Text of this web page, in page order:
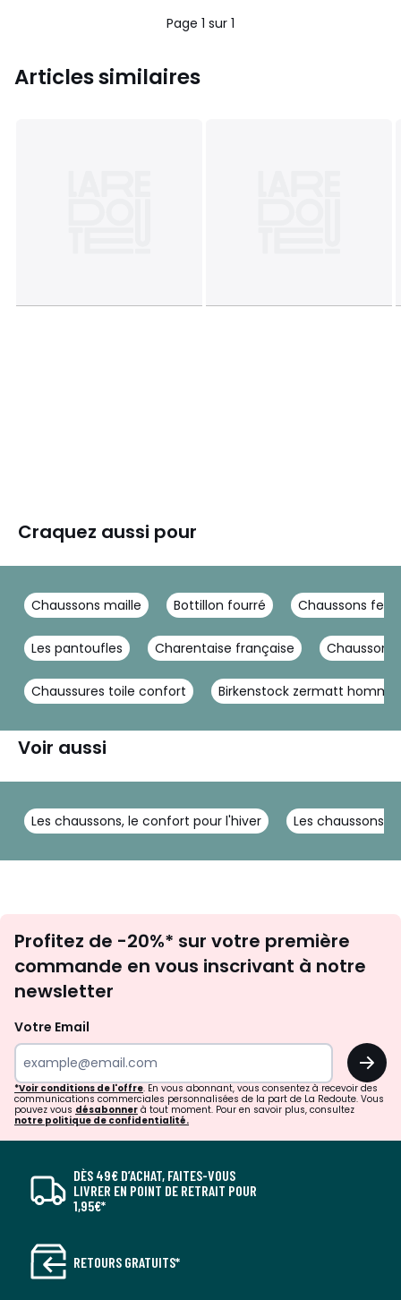
Page 1 sur 1
Articles similaires
Craquez aussi pour
Chaussons maille Bottillon fourré Chaussons
Les pantoufles Charentaise française
Chaussures toile confort Birkenstock zermatt homme
Voir aussi
Les chaussons, le confort pour l'hiver Les chaussons
newsletter
Profitez de -20%* sur votre première
commande en vous inscrivant à notre
newsletter
Votre Email
OK
*Voir conditions de l'offre. En vous abonnant, vous consentez à recevoir des
communications commerciales personnalisées de la part de La Redoute. Vous
pouvez vous désabonner à tout moment. Pour en savoir plus, consultez
notre politique de confidentialité.
DÈS 49€ D’ACHAT, FAITES-VOUS
LIVRER EN POINT DE RETRAIT POUR
1,95€*
RETOURS GRATUITS*